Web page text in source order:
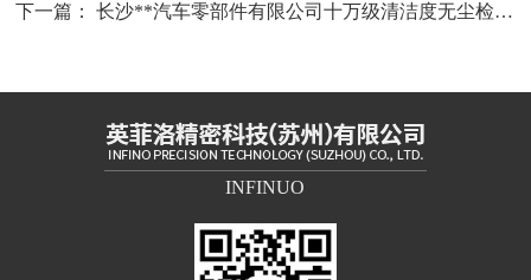
下一篇：长沙**汽车零部件有限公司十万级清洁度无尘检测实验室建立
INFINUO